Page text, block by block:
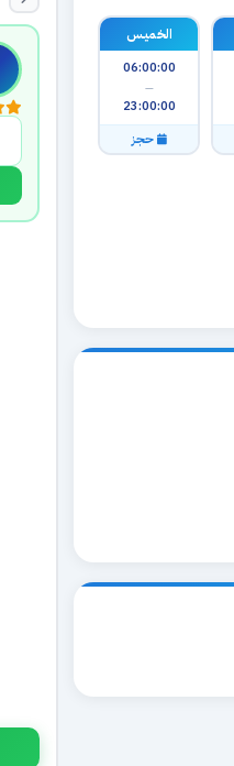
الخميس
06:00:00
—
23:00:00
حجز